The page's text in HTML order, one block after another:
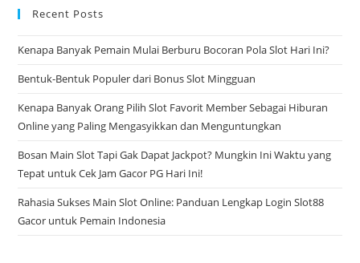
Recent Posts
Kenapa Banyak Pemain Mulai Berburu Bocoran Pola Slot Hari Ini?
Bentuk-Bentuk Populer dari Bonus Slot Mingguan
Kenapa Banyak Orang Pilih Slot Favorit Member Sebagai Hiburan
Online yang Paling Mengasyikkan dan Menguntungkan
Bosan Main Slot Tapi Gak Dapat Jackpot? Mungkin Ini Waktu yang
Tepat untuk Cek Jam Gacor PG Hari Ini!
Rahasia Sukses Main Slot Online: Panduan Lengkap Login Slot88
Gacor untuk Pemain Indonesia